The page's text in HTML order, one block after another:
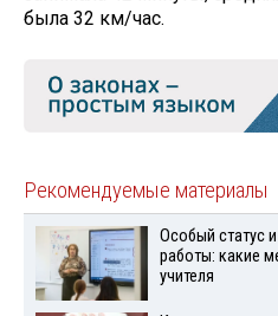
была 32 км/час.
Рекомендуемые материалы
Особый статус и
работы: какие
учителя